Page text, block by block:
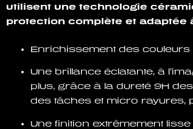
utilisent une technologie
protection complète et adaptée
Enrichissement des couleurs
Une brillance éclatante, à
plus, grâce à la dureté 9H
des tâches et micro rayures,
Une finition extrêmement